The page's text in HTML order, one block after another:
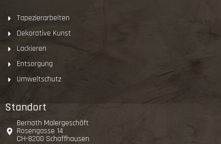
Tapezierarbeiten
Dekorative Kunst
Lackieren
Entsorgung
Umweltschutz
Standort
Bernath Malergeschäft
Rosengasse 14
CH-8200 Schaffhausen